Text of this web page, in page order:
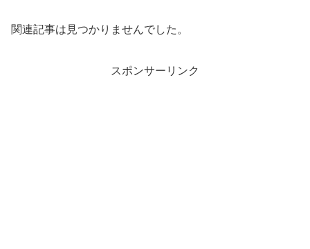
関連記事は見つかりませんでした。
スポンサーリンク